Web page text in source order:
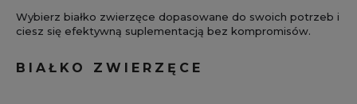
Wybierz białko zwierzęce dopasowane do swoich potrzeb i
ciesz się efektywną suplementacją bez kompromisów.
BIAŁKO ZWIERZĘCE